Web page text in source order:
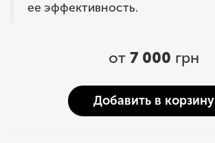
ее эффективность.
от 7 000 грн
Добавить в корзину